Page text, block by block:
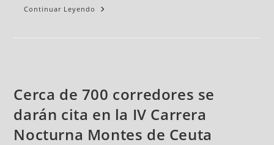
Continuar Leyendo
Cerca de 700 corredores se
darán cita en la IV Carrera
Nocturna Montes de Ceuta